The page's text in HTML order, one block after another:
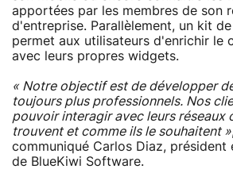
apportées par les membres de son
d'entreprise. Parallèlement, un kit
permet aux utilisateurs d'enrichir le
avec leurs propres widgets.
« Notre objectif est de développer
toujours plus professionnels. Nos
pouvoir interagir avec leurs réseaux
trouvent et comme ils le souhaitent »
communiqué Carlos Diaz,
de BlueKiwi Software.